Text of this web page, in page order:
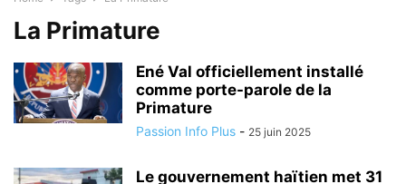
La Primature
Ené Val officiellement installé
comme porte-parole de la
Primature
Passion Info Plus - 25 juin 2025
Le gouvernement haïtien met 31